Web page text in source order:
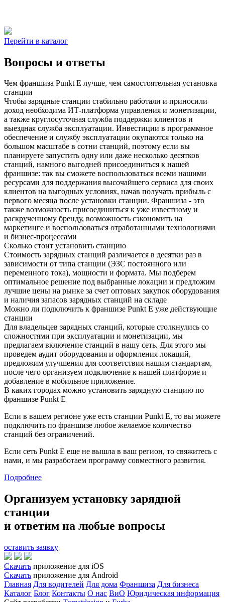
Перейти в каталог
Вопросы и ответы
Чем франшиза Punkt E лучше, чем самостоятельная установка
станции
Чтобы зарядные станции стабильно работали и приносили
доход необходима ИТ-платформа управления и монетизации,
а также круглосуточная служба поддержки клиентов и
выездная служба эксплуатации. Инвестиции в программное
обеспечение и службу эксплуатации окупаются только на
большом масштабе в сотни станций, поэтому если вы
планируете запустить одну или даже несколько десятков
станций, намного выгодней присоединиться к нашей
франшизе: так вы сможете воспользоваться всеми нашими
ресурсами для поддержания высочайшего сервиса для своих
клиентов на выгодных условиях, начав получать прибыль с
первого месяца после установки станции. Франшиза - это
также возможность присоединиться к уже известному и
раскрученному бренду, возможность сэкономить на
маркетинге и воспользоваться отработанными технологиями
и бизнес-процессами
Сколько стоит установить станцию
Стоимость зарядных станций различается в десятки раз в
зависимости от типа станции (ЭЗС постоянного или
переменного тока), мощности и формата. Мы подберем
оптимальное решение под выбранные локации и предложим
лучшие цены на рынке за счет оптовых закупок оборудования
и наличия запасов зарядных станций на складе
Можно ли подключить к франшизе Punkt E уже действующие
станции
Для владельцев зарядных станций, которые столкнулись со
сложностями при эксплуатации и монетизации, мы
предлагаем включение станций в нашу сеть. Для этого мы
проведем аудит оборудования и оформления локаций,
предложим улучшения для соответствия нашим стандартам,
после чего организуем подключение к нашей платформе и
добавление в мобильное приложение.
В каких городах можно установить зарядную станцию по
франшизе Punkt E
Если в вашем регионе уже есть станции Punkt E, то вы можете
подключить по франшизе любое желаемое количество
станций без ограничений.
Если сеть Punkt E еще не вышла в ваш регион, то свяжитесь с
нами, и мы разработаем программу совместного развития.
Подробнее
Организуем установку зарядной
станции
и ответим на любые вопросы
оставить заявку
Скачать приложение для iOS
Скачать приложение для Android
Главная Для водителей Для дома Франшиза Для бизнеса
Каталог Блог Контакты О нас ВиО Юридическая информация